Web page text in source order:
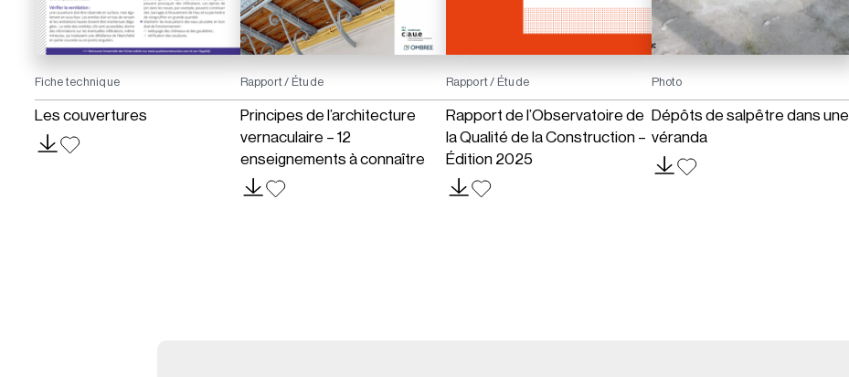
Fiche technique
Les couvertures
Rapport / Étude
Principes de l’architecture
vernaculaire – 12
enseignements à connaître
Rapport / Étude
Rapport de l’Observatoire de
la Qualité de la Construction –
Édition 2025
Photo
Dépôts de salpêtre dans une
véranda